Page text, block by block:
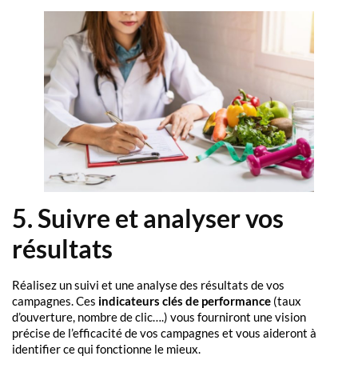
5. Suivre et analyser vos
résultats
Réalisez un suivi et une analyse des résultats de vos
campagnes. Ces indicateurs clés de performance (taux
d’ouverture, nombre de clic….) vous fourniront une vision
précise de l’efficacité de vos campagnes et vous aideront à
identifier ce qui fonctionne le mieux.